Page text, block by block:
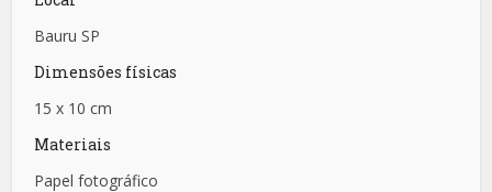
Bauru SP
Dimensões físicas
15 x 10 cm
Materiais
Papel fotográfico